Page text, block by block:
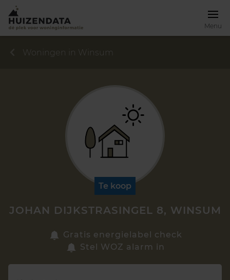
Menu
Zoek een woning
Woningen in Winsum
Te koop
JOHAN DIJKSTRASINGEL 8, WINSUM
Gratis energielabel check
Stel WOZ alarm in